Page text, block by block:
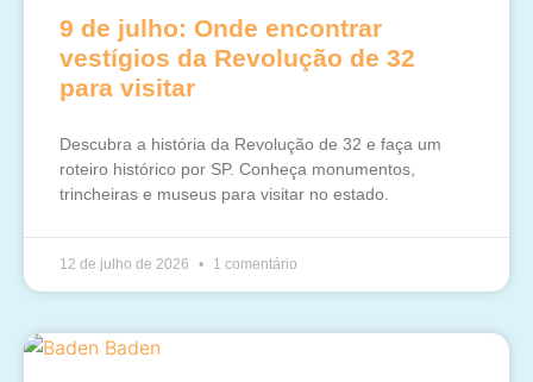
9 de julho: Onde encontrar
vestígios da Revolução de 32
para visitar
Descubra a história da Revolução de 32 e faça um
roteiro histórico por SP. Conheça monumentos,
trincheiras e museus para visitar no estado.
12 de julho de 2026 1 comentário